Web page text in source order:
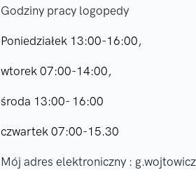
Godziny pracy logopedy
Poniedziałek 13:00-16:00,
wtorek 07:00-14:00,
środa 13:00- 16:00
czwartek 07:00-15.30
Mój adres elektroniczny :